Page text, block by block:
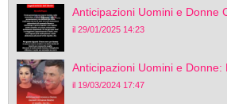
Anticipazioni Uomini e Donne
il 29/01/2025 14:23
Anticipazioni Uomini e Donne:
il 19/03/2024 17:47